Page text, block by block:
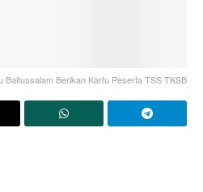
Baitussalam Berikan Kartu Peserta TSS TKSB